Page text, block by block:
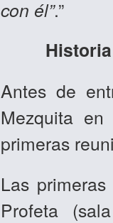
con él”.”
Antes de
Mezquita
primeras
Las
Profeta